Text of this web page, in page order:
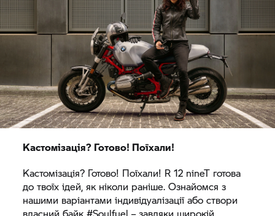
Кастомізація? Готово! Поїхали!
Кастомізація? Готово! Поїхали! R 12 nineT готова
до твоїх ідей, як ніколи раніше. Ознайомся з
нашими варіантами індивідуалізації або створи